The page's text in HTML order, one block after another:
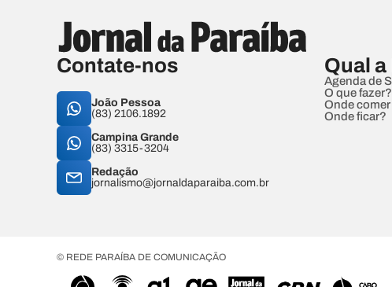
Contate-nos
João Pessoa
(83) 2106.1892
Campina Grande
(83) 3315-3204
Redação
jornalismo@jornaldaparaiba.com.br
Qual a
Agenda de
O que fazer?
Onde comer
Onde ficar?
© REDE PARAÍBA DE COMUNICAÇÃO